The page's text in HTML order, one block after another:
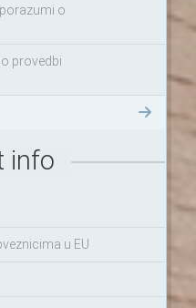
o
provedbi
info
u EU